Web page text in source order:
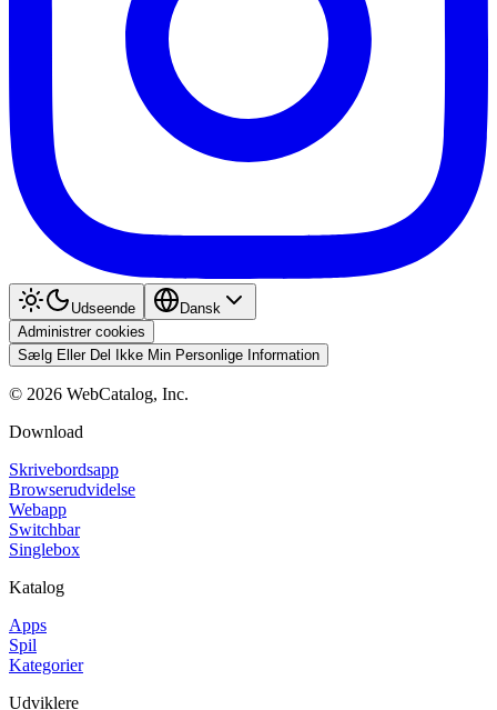
Udseende
Dansk
Administrer cookies
Sælg Eller Del Ikke Min Personlige Information
© 2026 WebCatalog, Inc.
Download
Skrivebordsapp
Browserudvidelse
Webapp
Switchbar
Singlebox
Katalog
Apps
Spil
Kategorier
Udviklere